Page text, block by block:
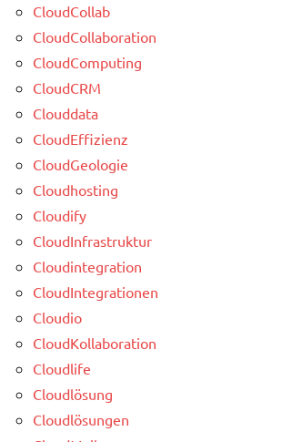
CloudCollab
CloudCollaboration
CloudComputing
CloudCRM
Clouddata
CloudEffizienz
CloudGeologie
Cloudhosting
Cloudify
CloudInfrastruktur
Cloudintegration
CloudIntegrationen
Cloudio
CloudKollaboration
Cloudlife
Cloudlösung
Cloudlösungen